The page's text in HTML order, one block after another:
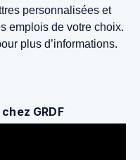
personnalisées et
emplois de votre choix.
plus d’informations.
GRDF